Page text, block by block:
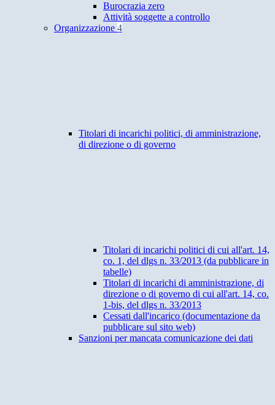
Burocrazia zero
Attività soggette a controllo
Organizzazione 4
Titolari di incarichi politici, di amministrazione,
di direzione o di governo
Titolari di incarichi politici di cui all'art. 14,
co. 1, del dlgs n. 33/2013 (da pubblicare in
tabelle)
Titolari di incarichi di amministrazione, di
direzione o di governo di cui all'art. 14, co.
1-bis, del dlgs n. 33/2013
Cessati dall'incarico (documentazione da
pubblicare sul sito web)
Sanzioni per mancata comunicazione dei dati